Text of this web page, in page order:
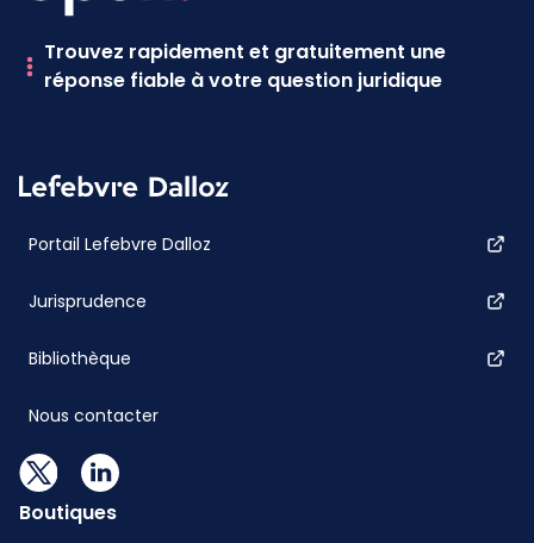
Trouvez rapidement et gratuitement une
réponse fiable à votre question juridique
Portail Lefebvre Dalloz
Jurisprudence
Bibliothèque
Nous contacter
Boutiques